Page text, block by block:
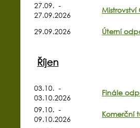
27.09. -
27.09.2026
29.09.2026 Úterní
Říjen
03.10. -
03.10.2026
Finále
09.10. -
09.10.2026
Komerční